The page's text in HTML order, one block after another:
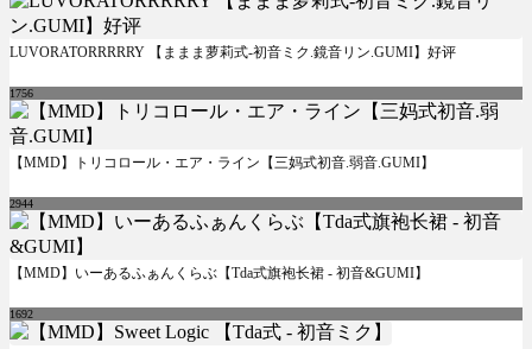
LUVORATORRRRRY 【ままま萝莉式-初音ミク.鏡音リン.GUMI】好评
1756
【MMD】トリコロール・エア・ライン【三妈式初音.弱音.GUMI】
2944
【MMD】いーあるふぁんくらぶ【Tda式旗袍长裙 - 初音&GUMI】
1692